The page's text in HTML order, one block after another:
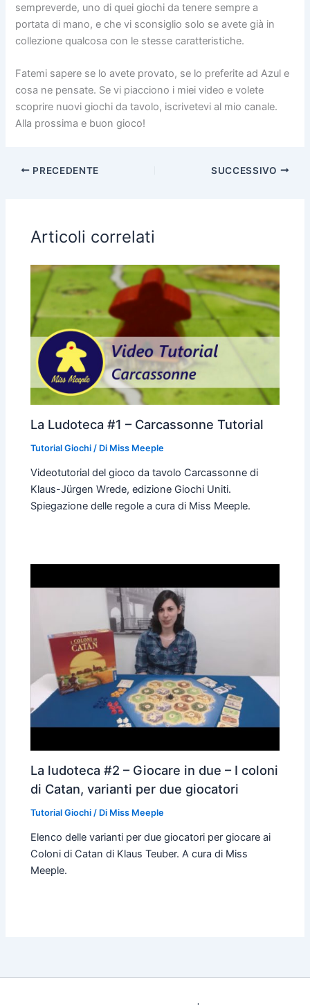
sempreverde, uno di quei giochi da tenere sempre a
portata di mano, e che vi sconsiglio solo se avete già in
collezione qualcosa con le stesse caratteristiche.
Fatemi sapere se lo avete provato, se lo preferite ad Azul e
cosa ne pensate. Se vi piacciono i miei video e volete
scoprire nuovi giochi da tavolo, iscrivetevi al mio canale.
Alla prossima e buon gioco!
PRECEDENTE SUCCESSIVO
Articoli correlati
La Ludoteca #1 – Carcassonne Tutorial
Tutorial Giochi / Di Miss Meeple
Videotutorial del gioco da tavolo Carcassonne di
Klaus-Jürgen Wrede, edizione Giochi Uniti.
Spiegazione delle regole a cura di Miss Meeple.
La ludoteca #2 – Giocare in due – I coloni
di Catan, varianti per due giocatori
Tutorial Giochi / Di Miss Meeple
Elenco delle varianti per due giocatori per giocare ai
Coloni di Catan di Klaus Teuber. A cura di Miss
Meeple.